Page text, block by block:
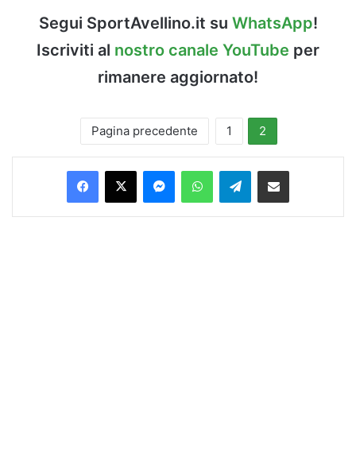
Segui SportAvellino.it su WhatsApp!
Iscriviti al nostro canale YouTube per
rimanere aggiornato!
Pagina precedente 1 2
Facebook
X MessengerWhatsAppTelegramCondividi via Email